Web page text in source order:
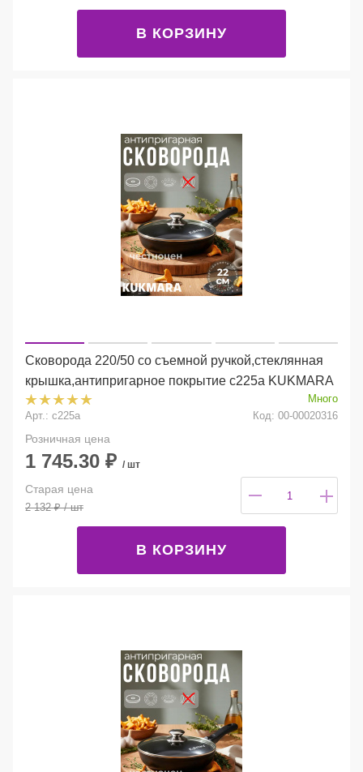
В КОРЗИНУ
Сковорода 220/50 со съемной ручкой,стеклянная
крышка,антипригарное покрытие с225а KUKMARA
Много
Арт.: с225а
Код: 00-00020316
Розничная цена
1 745.30 ₽ / шт
Старая цена
2 132₽/ шт
В КОРЗИНУ